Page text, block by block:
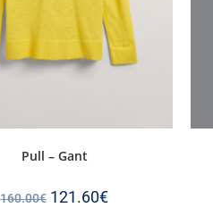
Pull – Gant
160.00€ 121.60€